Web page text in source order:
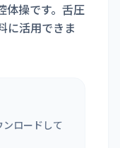
体操です。舌圧
に活用できま
ロードして